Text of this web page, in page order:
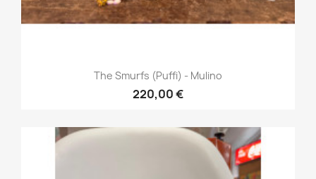
The Smurfs (Puffi) - Mulino
220,00 €